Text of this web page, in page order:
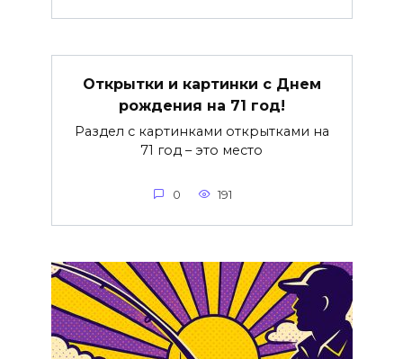
Открытки и картинки с Днем
рождения на 71 год!
Раздел с картинками открытками на
71 год – это место
0 191